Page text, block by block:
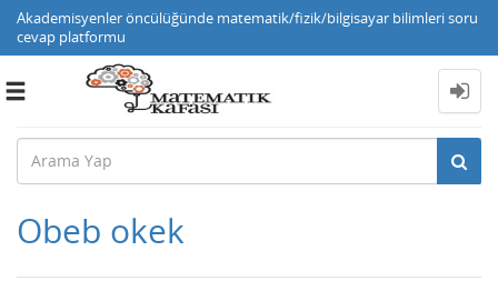
Akademisyenler öncülüğünde matematik/fizik/bilgisayar bilimleri soru
cevap platformu
Toggle
Obeb okek